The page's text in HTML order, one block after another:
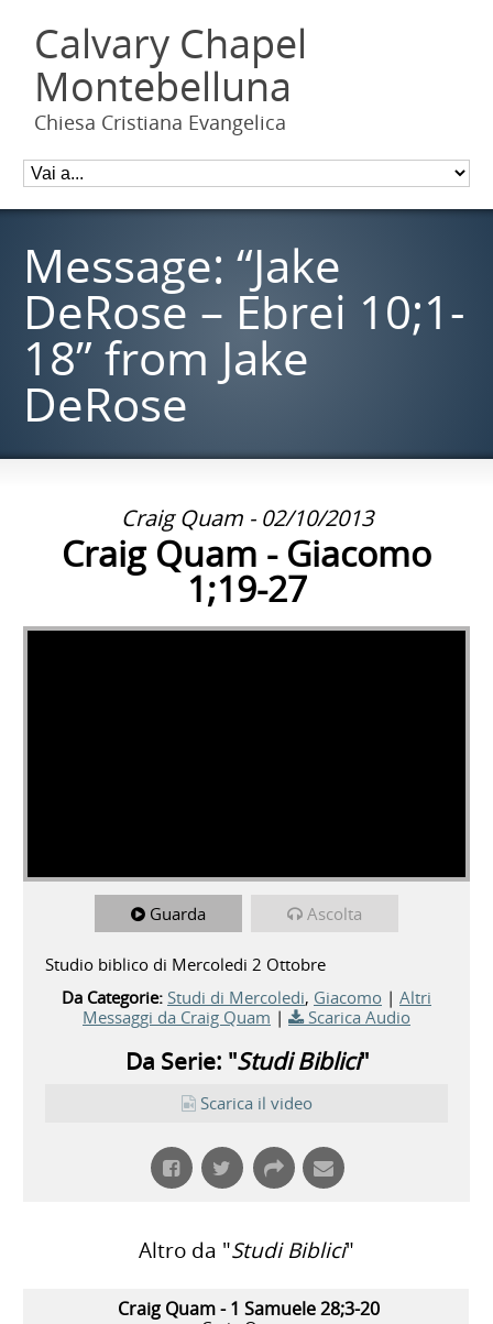
Calvary Chapel
Montebelluna
Chiesa Cristiana Evangelica
Message: “Jake
DeRose – Ebrei 10;1-
18” from Jake
DeRose
Craig Quam - 02/10/2013
Craig Quam - Giacomo
1;19-27
Guarda Ascolta
Studio biblico di Mercoledi 2 Ottobre
Da Categorie: Studi di Mercoledi, Giacomo | Altri
Messaggi da Craig Quam | Scarica Audio
Da Serie: "Studi Biblici"
Scarica il video
Altro da "Studi Biblici"
Craig Quam - 1 Samuele 28;3-20